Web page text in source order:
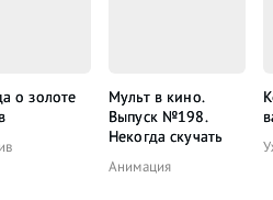
о золоте
Мульт в кино.
Выпуск №198.
Некогда скучать
Анимация